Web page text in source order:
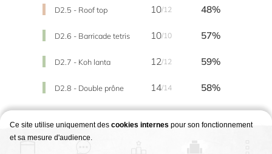
D2.5 - Roof top 10/12 48%
D2.6 - Barricade tetris 10/10 57%
D2.7 - Koh lanta 12/12 59%
D2.8 - Double prône 14/14 58%
Ce site utilise uniquement des cookies internes pour son fonctionnement
et sa mesure d'audience.